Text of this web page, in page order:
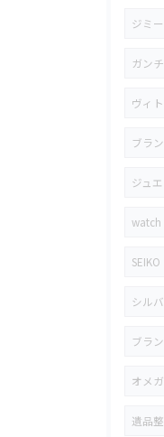
ジミ
ガン
ヴィ
ブラ
ジュ
watch
SEIKO
シル
ブラ
オメ
遺品